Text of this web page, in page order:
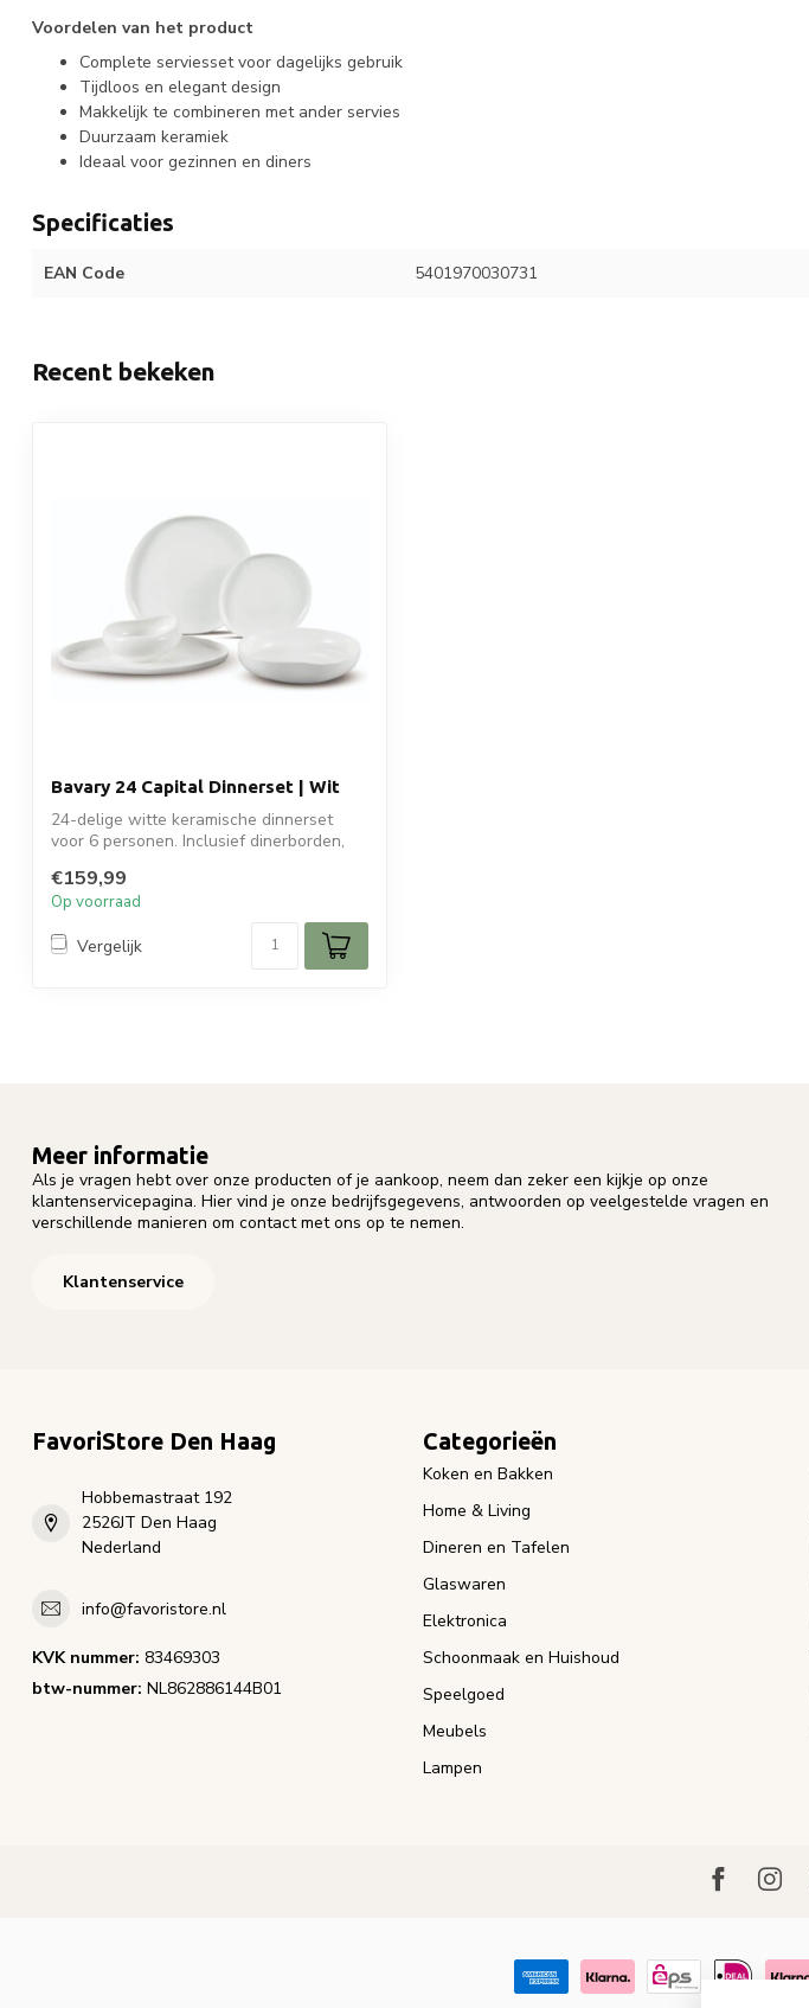
Voordelen van het product
Complete serviesset voor dagelijks gebruik
Tijdloos en elegant design
Makkelijk te combineren met ander servies
Duurzaam keramiek
Ideaal voor gezinnen en diners
Specificaties
EAN Code 5401970030731
Recent bekeken
Bavary 24 Capital Dinnerset | Wit
24-delige witte keramische dinnerset
voor 6 personen. Inclusief dinerborden,
€159,99
Op voorraad
Vergelijk
Meer informatie
Als je vragen hebt over onze producten of je aankoop, neem dan zeker een kijkje op onze
klantenservicepagina. Hier vind je onze bedrijfsgegevens, antwoorden op veelgestelde vragen en
verschillende manieren om contact met ons op te nemen.
Klantenservice
FavoriStore Den Haag
Hobbemastraat 192
2526JT Den Haag
Nederland
info@favoristore.nl
KVK nummer: 83469303
btw-nummer: NL862886144B01
Categorieën
Koken en Bakken
Home & Living
Dineren en Tafelen
Glaswaren
Elektronica
Schoonmaak en Huishoud
Speelgoed
Meubels
Lampen